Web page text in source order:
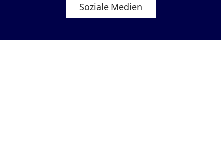
Soziale Medien